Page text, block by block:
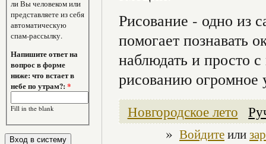
ли Вы человеком или
представляете из себя
автоматическую
спам-рассылку.
Напишите ответ на
вопрос в форме
ниже: что встает в
небе по утрам?:*
Fill in the blank
Рисование - одно из
помогает познавать
наблюдать и просто
рисованию огромное
Новгородское лето
» Войдитеили